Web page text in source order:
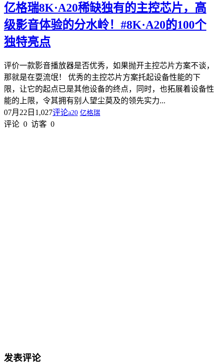
亿格瑞8K·A20稀缺独有的主控芯片，高
级影音体验的分水岭！#8K·A20的100个
独特亮点
评价一款影音播放器是否优秀，如果抛开主控芯片方案不谈，
那就是在耍流氓！ 优秀的主控芯片方案托起设备性能的下
限，让它的起点已是其他设备的终点，同时，也拓展着设备性
能的上限，令其拥有别人望尘莫及的领先实力...
07月22日 1,027评论a20 亿格瑞
评论 0 访客 0
发表评论